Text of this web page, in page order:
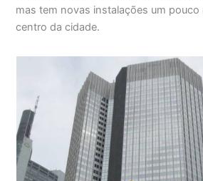
mas tem novas instalações um
centro da cidade.